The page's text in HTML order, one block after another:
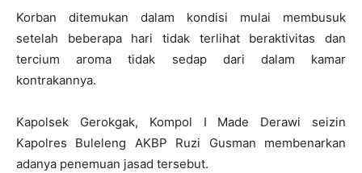
Korban ditemukan dalam kondisi mulai membusuk
setelah beberapa hari tidak terlihat beraktivitas dan
tercium aroma tidak sedap dari dalam kamar
kontrakannya.
Kapolsek Gerokgak, Kompol I Made Derawi seizin
Kapolres Buleleng AKBP Ruzi Gusman membenarkan
adanya penemuan jasad tersebut.